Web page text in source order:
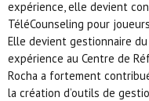
expérience, elle devient
TéléCounseling pour
Elle devient gestionnaire
expérience au Centre de
Rocha a fortement
la création d’outils de